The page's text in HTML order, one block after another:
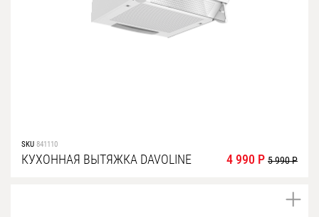
SKU 841110
КУХОННАЯ ВЫТЯЖКА DAVOLINE 4 990 Р 5 990 Р